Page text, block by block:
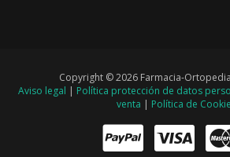
Copyright © 2026 Farmacia-
Aviso legal | Política protección de datos
venta | Política de